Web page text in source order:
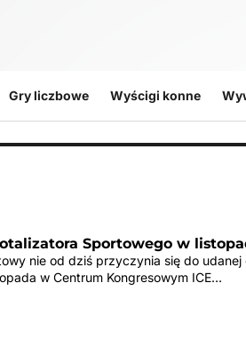
Gry liczbowe Wyścigi konne
Sportowego w
nie od dziś przyczynia się do
w Centrum Kongresowym ICE…